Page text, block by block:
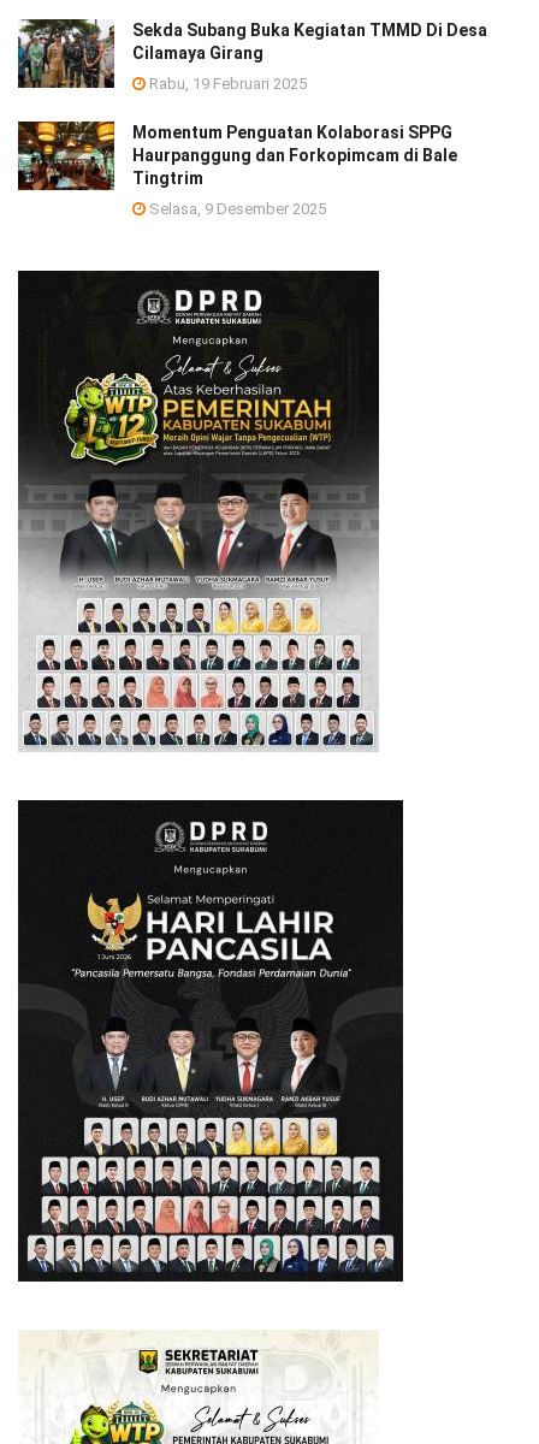
Sekda Subang Buka Kegiatan TMMD Di Desa
Cilamaya Girang
Rabu, 19 Februari 2025
Momentum Penguatan Kolaborasi SPPG
Haurpanggung dan Forkopimcam di Bale
Tingtrim
Selasa, 9 Desember 2025